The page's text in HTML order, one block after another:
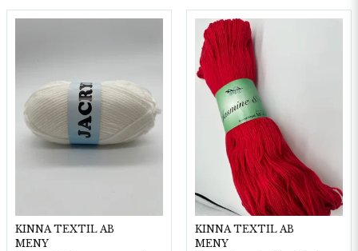
KINNA TEXTIL AB
MENY
KINNA TEXTIL AB
MENY